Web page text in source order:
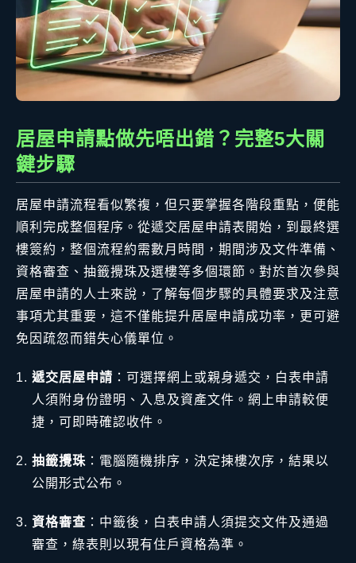
居屋申請點做先唔出錯？完整5大關
鍵步驟
居屋申請流程看似繁複，但只要掌握各階段重點，便能
順利完成整個程序。從遞交居屋申請表開始，到最終選
樓簽約，整個流程約需數月時間，期間涉及文件準備、
資格審查、抽籤攪珠及選樓等多個環節。對於首次參與
居屋申請的人士來說，了解每個步驟的具體要求及注意
事項尤其重要，這不僅能提升居屋申請成功率，更可避
免因疏忽而錯失心儀單位。
遞交居屋申請 ：可選擇網上或親身遞交，白表申請
人須附身份證明、入息及資產文件。網上申請較便
捷，可即時確認收件。
抽籤攪珠 ：電腦隨機排序，決定揀樓次序，結果以
公開形式公布。
資格審查 ：中籤後，白表申請人須提交文件及通過
審查，綠表則以現有住戶資格為準。